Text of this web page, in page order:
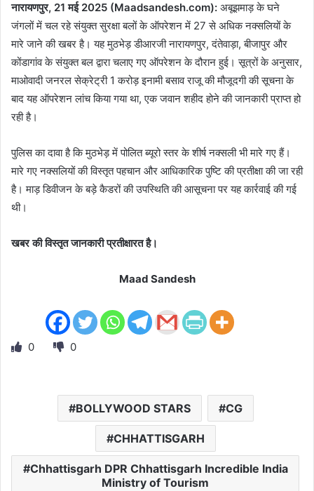
नारायणपुर, 21 मई 2025 (Maadsandesh.com): अबूझमाड़ के घने
जंगलों में चल रहे संयुक्त सुरक्षा बलों के ऑपरेशन में 27 से अधिक नक्सलियों के
मारे जाने की खबर है। यह मुठभेड़ डीआरजी नारायणपुर, दंतेवाड़ा, बीजापुर और
कोंडागांव के संयुक्त बल द्वारा चलाए गए ऑपरेशन के दौरान हुई। सूत्रों के अनुसार,
माओवादी जनरल सेक्रेट्री 1 करोड़ इनामी बसाव राजू की मौजूदगी की सूचना के
बाद यह ऑपरेशन लांच किया गया था, एक जवान शहीद होने की जानकारी प्राप्त हो
रही है।
पुलिस का दावा है कि मुठभेड़ में पोलित ब्यूरो स्तर के शीर्ष नक्सली भी मारे गए हैं।
मारे गए नक्सलियों की विस्तृत पहचान और आधिकारिक पुष्टि की प्रतीक्षा की जा रही
है। माड़ डिवीजन के बड़े कैडरों की उपस्थिति की आसूचना पर यह कार्रवाई की गई
थी।
खबर की विस्तृत जानकारी प्रतीक्षारत है।
Maad Sandesh
0 0
BOLLYWOOD STARS CG
CHHATTISGARH
Chhattisgarh DPR Chhattisgarh Incredible India
Ministry of Tourism